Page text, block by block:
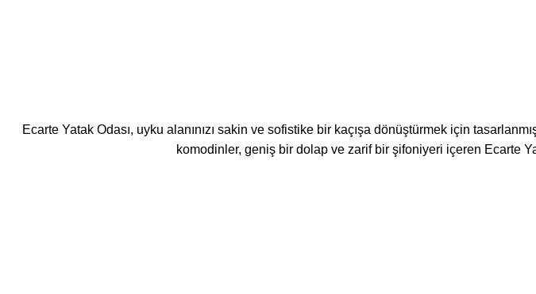
Ecarte Yatak Odası, uyku alanınızı sakin ve sofistike bir kaçışa dönüştürmek için
komodinler, geniş bir dolap ve zarif bir şifoniyeri içeren Ecarte